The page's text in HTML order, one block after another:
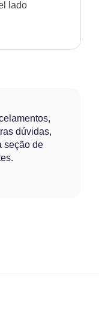
lado
dúvidas,
seção de